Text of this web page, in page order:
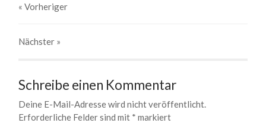
« Vorheriger
Nächster »
Schreibe einen Kommentar
Deine E-Mail-Adresse wird nicht veröffentlicht.
Erforderliche Felder sind mit * markiert